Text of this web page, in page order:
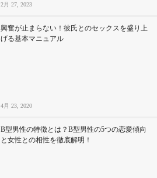
2月 27, 2023
興奮が止まらない！彼氏とのセックスを盛り上
げる基本マニュアル
4月 23, 2020
B型男性の特徴とは？B型男性の5つの恋愛傾向
と女性との相性を徹底解明！